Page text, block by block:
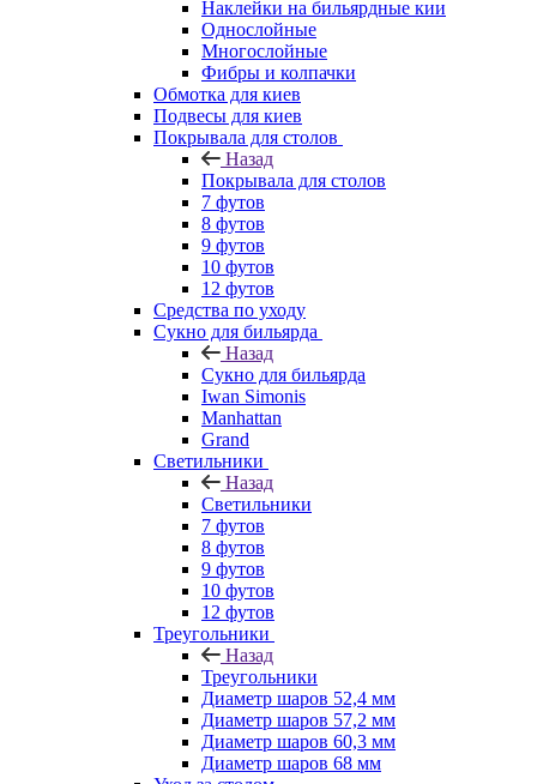
Наклейки на бильярдные кии
Однослойные
Многослойные
Фибры и колпачки
Обмотка для киев
Подвесы для киев
Покрывала для столов
Назад
Покрывала для столов
7 футов
8 футов
9 футов
10 футов
12 футов
Средства по уходу
Сукно для бильярда
Назад
Сукно для бильярда
Iwan Simonis
Manhattan
Grand
Светильники
Назад
Светильники
7 футов
8 футов
9 футов
10 футов
12 футов
Треугольники
Назад
Треугольники
Диаметр шаров 52,4 мм
Диаметр шаров 57,2 мм
Диаметр шаров 60,3 мм
Диаметр шаров 68 мм